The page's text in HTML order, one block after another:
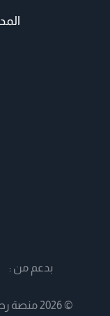
بدعم من :
© 2026 منصة رصد طيور ليبيا، جميع الحقوق محفوظة.